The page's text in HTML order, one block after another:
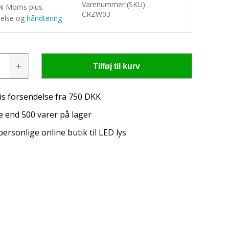
Moms plus
og håndtering
Varenummer (SKU):
CRZW03
Tilføj til kurv
forsendelse fra 750 DKK
end 500 varer på lager
online butik til LED lys